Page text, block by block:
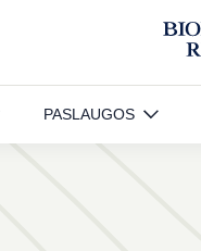
PASLAUGOS